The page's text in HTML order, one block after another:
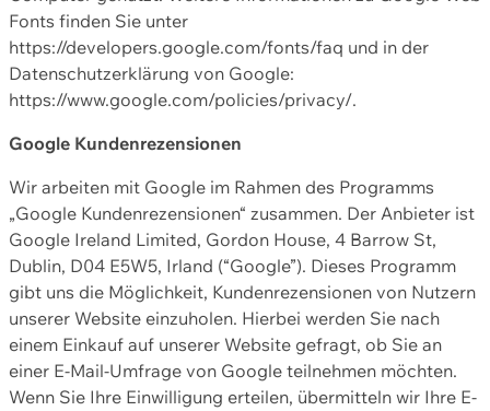
Fonts finden Sie unter
https://developers.google.com/fonts/faq und in der
Datenschutzerklärung von Google:
https://www.google.com/policies/privacy/.
Google Kundenrezensionen
Wir arbeiten mit Google im Rahmen des Programms
„Google Kundenrezensionen“ zusammen. Der Anbieter ist
Google Ireland Limited, Gordon House, 4 Barrow St,
Dublin, D04 E5W5, Irland (“Google”). Dieses Programm
gibt uns die Möglichkeit, Kundenrezensionen von Nutzern
unserer Website einzuholen. Hierbei werden Sie nach
einem Einkauf auf unserer Website gefragt, ob Sie an
einer E-Mail-Umfrage von Google teilnehmen möchten.
Wenn Sie Ihre Einwilligung erteilen, übermitteln wir Ihre E-